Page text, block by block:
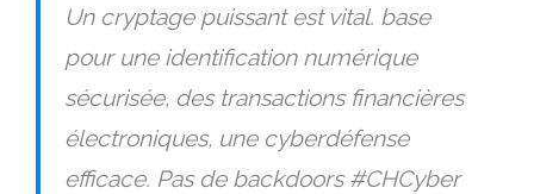
Un cryptage puissant est vital. base
pour une identification numérique
sécurisée, des transactions financières
électroniques, une cyberdéfense
efficace. Pas de backdoors #CHCyber